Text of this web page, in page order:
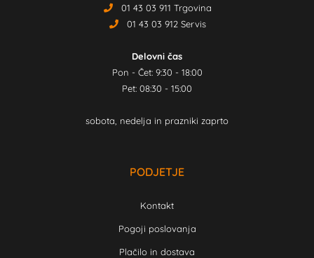
01 43 03 911 Trgovina
01 43 03 912 Servis
Delovni čas
Pon - Čet: 9:30 - 18:00
Pet: 08:30 - 15:00
sobota, nedelja in prazniki zaprto
PODJETJE
Kontakt
Pogoji poslovanja
Plačilo in dostava